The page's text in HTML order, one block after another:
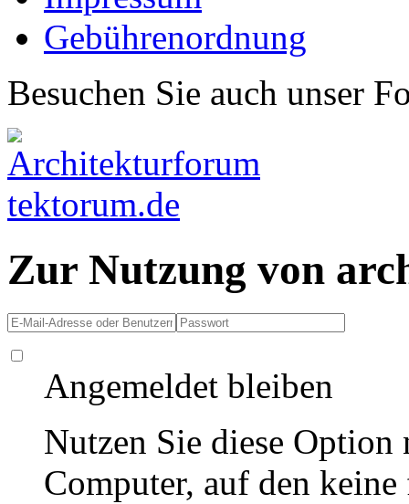
Gebührenordnung
Besuchen Sie auch unser
Zur Nutzung von
Angemeldet bleiben
Nutzen Sie diese
Computer, auf den